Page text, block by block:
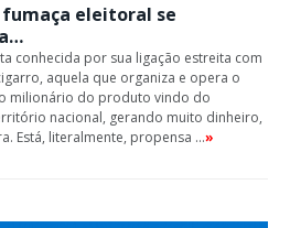
fumaça eleitoral se
conhecida por sua ligação estreita com
aquela que organiza e opera o
milionário do produto vindo do
nacional, gerando muito dinheiro,
Está, literalmente, propensa …»